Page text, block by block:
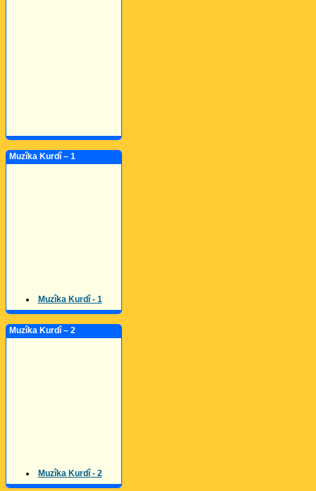
Muzîka Kurdî – 1
Muzîka Kurdî - 1
Muzîka Kurdî – 2
Muzîka Kurdî - 2